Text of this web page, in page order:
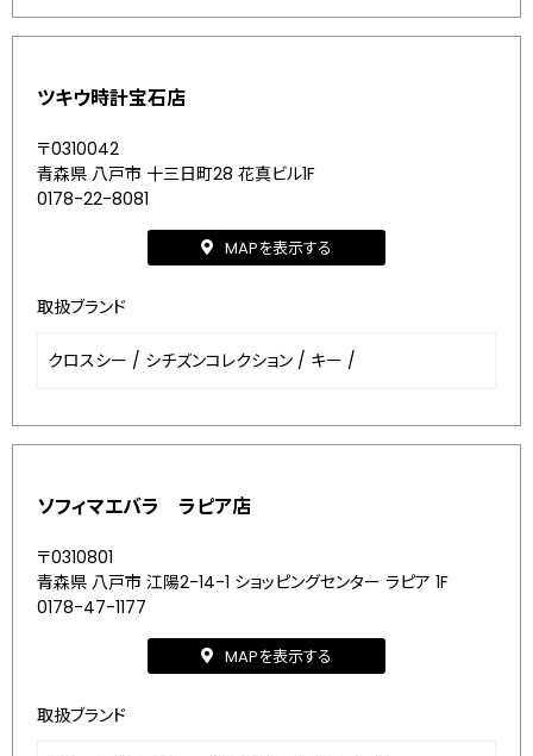
ツキウ時計宝石店
〒0310042
青森県 八戸市 十三日町28 花真ビル1F
0178-22-8081
MAPを表示する
取扱ブランド
クロスシー / シチズンコレクション / キー /
ソフィマエバラ ラピア店
〒0310801
青森県 八戸市 江陽2-14-1 ショッピングセンター ラピア 1F
0178-47-1177
MAPを表示する
取扱ブランド